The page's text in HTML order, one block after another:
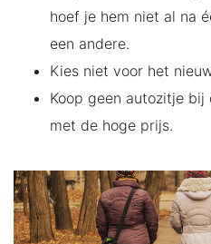
hoef je hem niet al na
een andere.
Kies niet voor het
Koop geen autozitje
met de hoge prijs.